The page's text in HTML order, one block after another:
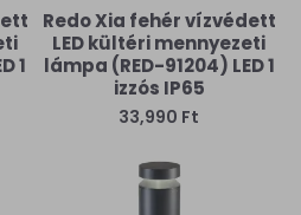
1
Redo Xia fehér vízvédett
LED kültéri mennyezeti
lámpa (RED-91204) LED 1
izzós IP65
33,990 Ft